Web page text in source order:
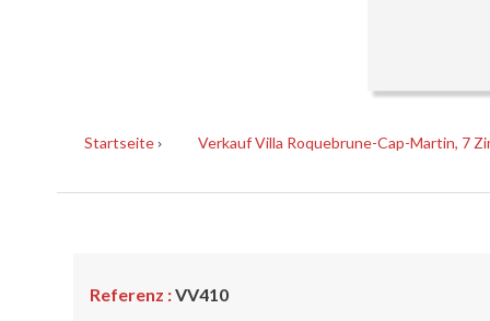
Startseite Verkauf Villa Roquebrune-Cap-Martin, 7
Referenz :VV410